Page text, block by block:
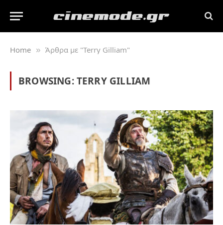
Home » Άρθρα με "Terry Gilliam"
BROWSING:TERRY GILLIAM